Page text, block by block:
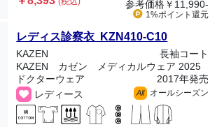
参考価格￥11,990-
1%ポイント 還元
レディス診察衣 KZN410-C10
KAZEN
長袖コート
KAZEN カゼン メディカルウェア 2025
ドクターウェア
2017年発売
レディース
All オールシーズン